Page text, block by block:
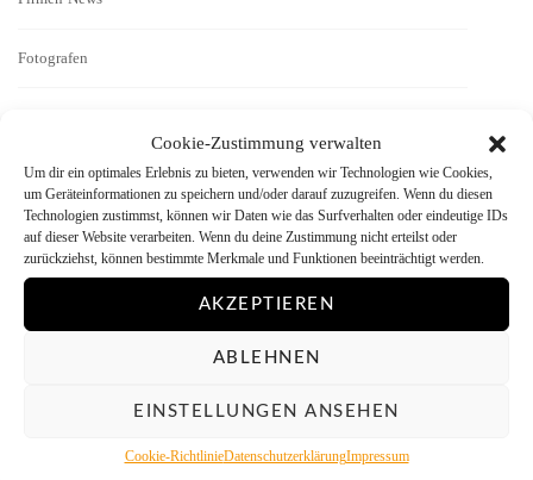
Cookie-Zustimmung verwalten
Um dir ein optimales Erlebnis zu bieten, verwenden wir Technologien wie Cookies,
um Geräteinformationen zu speichern und/oder darauf zuzugreifen. Wenn du diesen
Technologien zustimmst, können wir Daten wie das Surfverhalten oder eindeutige IDs
auf dieser Website verarbeiten. Wenn du deine Zustimmung nicht erteilst oder
zurückziehst, können bestimmte Merkmale und Funktionen beeinträchtigt werden.
AKZEPTIEREN
ABLEHNEN
EINSTELLUNGEN ANSEHEN
Cookie-RichtlinieDatenschutzerklärungImpressum
Fotografen
Interview
Kamera-Reviews
Menschen vor der Kamera